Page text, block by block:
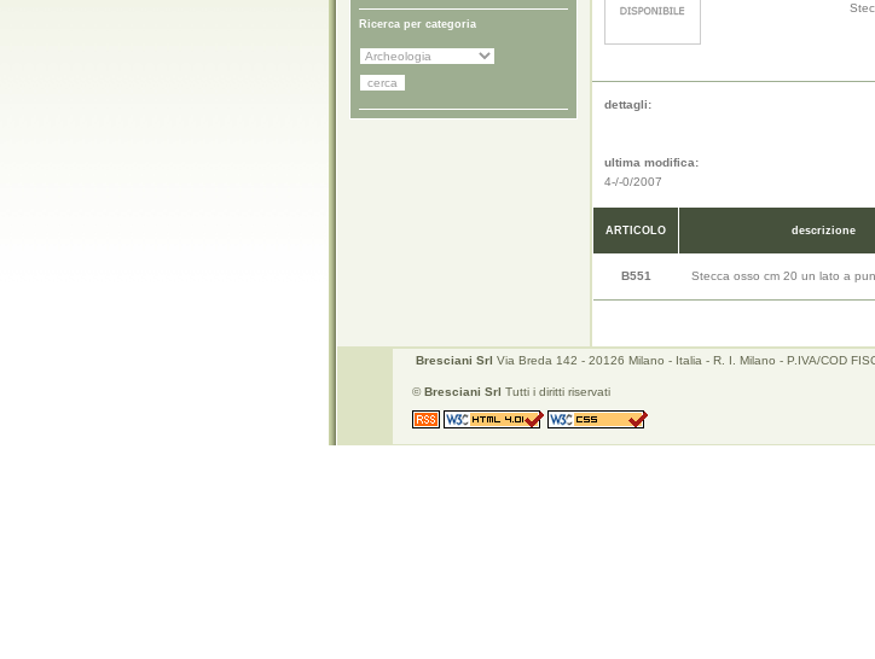
Ricerca per categoria
dettagli:
ultima modifica:
4-/-0/2007
ARTICOLO descrizione
B551 Stecca osso cm 20 un lato a
Bresciani Srl Via Breda 142 - 20126 Milano - Italia - R. I. Milano - P.IVA/COD
©Bresciani Srl Tutti i diritti riservati